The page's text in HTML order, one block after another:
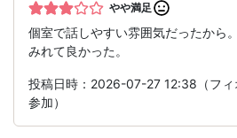
やや満足
個室で話しやすい雰囲気だったから
みれて良かった。
投稿日時：2026-07-27 12:38（フィ
参加）